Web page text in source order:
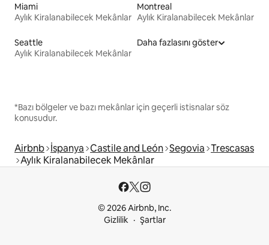
Miami
Aylık Kiralanabilecek Mekânlar
Montreal
Aylık Kiralanabilecek Mekânlar
Seattle
Aylık Kiralanabilecek Mekânlar
Daha fazlasını göster
*Bazı bölgeler ve bazı mekânlar için geçerli istisnalar söz
konusudur.
Airbnb İspanya Castile and León Segovia Trescasas
Aylık Kiralanabilecek Mekânlar
© 2026 Airbnb, Inc.
Gizlilik
Şartlar